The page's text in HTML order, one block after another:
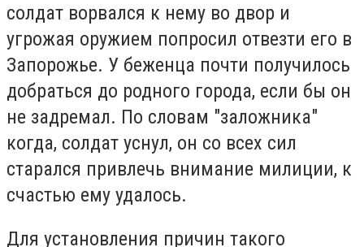
солдат ворвался к нему во двор и
угрожая оружием попросил отвезти его в
Запорожье. У беженца почти получилось
добраться до родного города, если бы он
не задремал. По словам "заложника"
когда, солдат уснул, он со всех сил
старался привлечь внимание милиции, к
счастью ему удалось.
Для установления причин такого